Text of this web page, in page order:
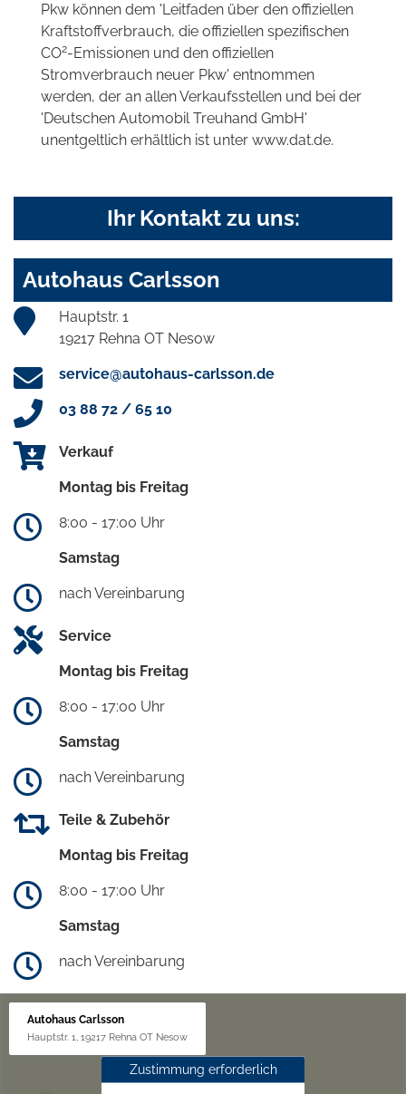
Pkw können dem 'Leitfaden über den offiziellen
Kraftstoffverbrauch, die offiziellen spezifischen
CO2-Emissionen und den offiziellen
Stromverbrauch neuer Pkw' entnommen
werden, der an allen Verkaufsstellen und bei der
'Deutschen Automobil Treuhand GmbH'
unentgeltlich erhältlich ist unter www.dat.de.
Ihr Kontakt zu uns:
Autohaus Carlsson
Hauptstr. 1
19217 Rehna OT Nesow
service@autohaus-carlsson.de
03 88 72 / 65 10
Verkauf
Montag bis Freitag
8:00 - 17:00 Uhr
Samstag
nach Vereinbarung
Service
Montag bis Freitag
8:00 - 17:00 Uhr
Samstag
nach Vereinbarung
Teile & Zubehör
Montag bis Freitag
8:00 - 17:00 Uhr
Samstag
nach Vereinbarung
Autohaus Carlsson
Hauptstr. 1, 19217 Rehna OT Nesow
Zustimmung erforderlich